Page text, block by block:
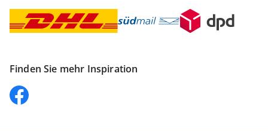
Finden Sie mehr Inspiration